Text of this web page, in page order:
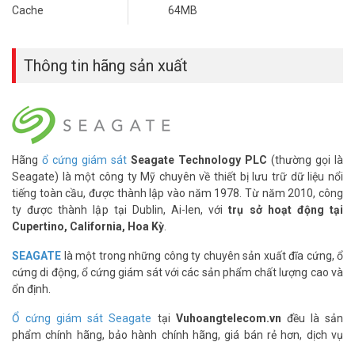
Thông số kỹ thuật ổ cứng NAS Iron Wolf
– Dung lượng 2TB
– Tốc độ vòng quay 5.900RPM
– Kết nối SATA III 6Gb/s
– Bộ nhớ đệm (cache) 64MB
– Dung lượng hoạt động tối đa 180TB/Năm
– Tích hợp AgileArray Firmware
Quý khách có nhu cầu tư vấn và giá bán ổ cứng Seagate
ST2000VN004 tốt nhất thị trường, xin liên hệ Hotline 1900.9259 để
được tư vấn tốt nhất. Tham khảo thêm thông tin tại
Cache 64MB
Thông tin hãng sản xuất
Hãng ổ cứng giám sát Seagate Technology PLC (thường gọi là
Seagate) là một công ty Mỹ chuyên về thiết bị lưu trữ dữ liệu nổi
tiếng toàn cầu, được thành lập vào năm 1978. Từ năm 2010, công
ty được thành lập tại Dublin, Ai-len, vớitrụ sở hoạt động tại
Cupertino, California, Hoa Kỳ
SEAGATE là một trong những công ty chuyên sản xuất đĩa cứng, ổ
cứng di động, ổ cứng giám sát với các sản phẩm chất lượng cao và
ổn định.
Ổ cứng giám sát Seagate tại Vuhoangtelecom.vn đều là sản
phẩm chính hãng, bảo hành chính hãng, giá bán rẻ hơn, dịch vụ